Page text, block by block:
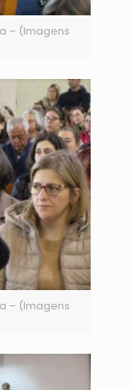
– (Imagens
– (Imagens